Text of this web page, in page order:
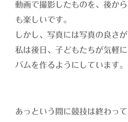
動画で撮影したものを、後か
も楽しいです。
しかし、写真には写真の良さが
私は後日、子どもたちが気軽
バムを作るようにしています。
あっという間に競技は終わって